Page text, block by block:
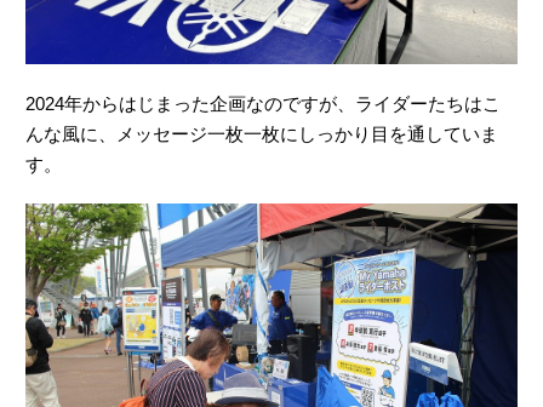
2024年からはじまった企画なのですが、ライダーたちはこ
んな風に、メッセージ一枚一枚にしっかり目を通していま
す。